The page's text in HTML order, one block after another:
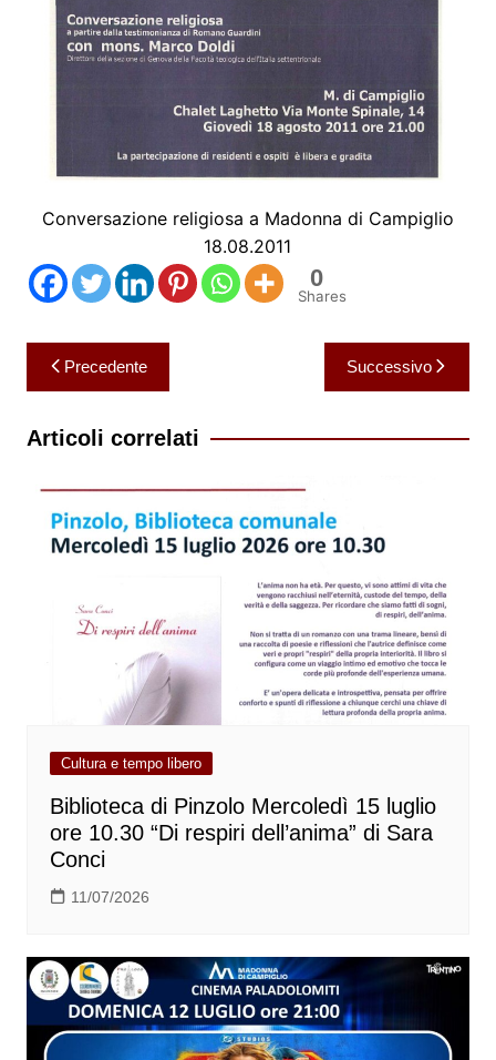
Conversazione religiosa a Madonna di Campiglio
18.08.2011
0
Shares
Navigazione
articoli
Precedente Successivo
Articoli correlati
Cultura e tempo libero
Biblioteca di Pinzolo Mercoledì 15 luglio
ore 10.30 “Di respiri dell’anima” di Sara
Conci
11/07/2026